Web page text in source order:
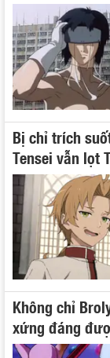
Bị chỉ trích
Tensei vẫn lọt
Không chỉ
xứng đáng